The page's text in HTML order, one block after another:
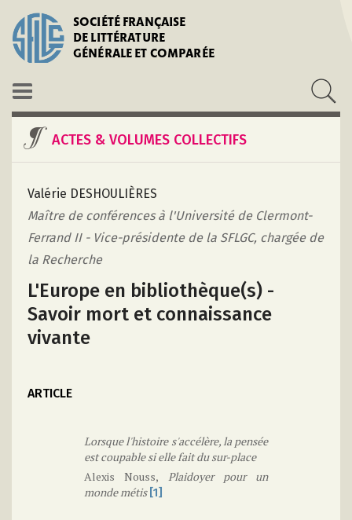
SOCIÉTÉ FRANÇAISE
DE LITTÉRATURE
GÉNÉRALE ET COMPARÉE
ACTES & VOLUMES COLLECTIFS
Valérie DESHOULIÈRES
Maître de conférences à l'Université de Clermont-
Ferrand II - Vice-présidente de la SFLGC, chargée de
la Recherche
L'Europe en bibliothèque(s) -
Savoir mort et connaissance
vivante
ARTICLE
Lorsque l'histoire s'accélère, la pensée
est coupable si elle fait du sur-place
Alexis Nouss, Plaidoyer pour un
monde métis [1]